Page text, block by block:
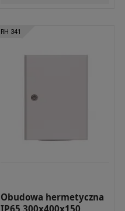
RH 341
Obudowa hermetyczna
IP65 300x400x150